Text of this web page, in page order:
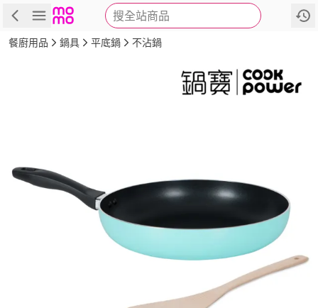
搜全站商品
商品 評價 詳情
餐廚用品 鍋具 平底鍋 不沾鍋